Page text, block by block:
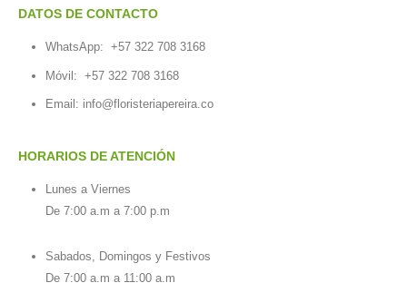
DATOS DE CONTACTO
WhatsApp: +57 322 708 3168
Móvil: +57 322 708 3168
Email: info@floristeriapereira.co
HORARIOS DE ATENCIÓN
Lunes a Viernes
De 7:00 a.m a 7:00 p.m
Sabados, Domingos y Festivos
De 7:00 a.m a 11:00 a.m